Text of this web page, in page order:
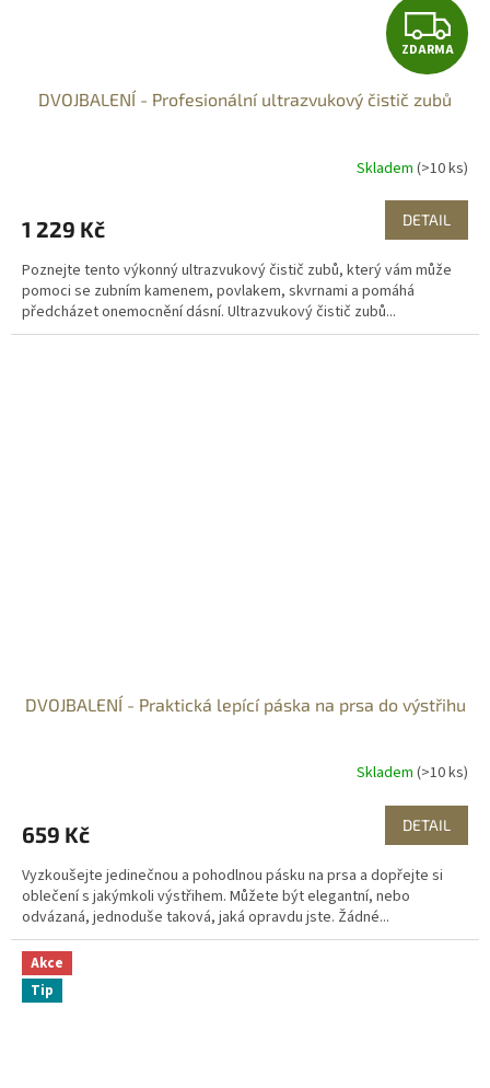
Z
D
A
R
M
A
ZDARMA
DVOJBALENÍ - Profesionální ultrazvukový čistič zubů
Skladem (>10 ks)
1 229 Kč DETAIL
Poznejte tento výkonný ultrazvukový čistič zubů, který vám může
pomoci se zubním kamenem, povlakem, skvrnami a pomáhá
předcházet onemocnění dásní. Ultrazvukový čistič zubů...
DVOJBALENÍ - Praktická lepící páska na prsa do výstřihu
Skladem (>10 ks)
659 Kč DETAIL
Vyzkoušejte jedinečnou a pohodlnou pásku na prsa a dopřejte si
oblečení s jakýmkoli výstřihem. Můžete být elegantní, nebo
odvázaná, jednoduše taková, jaká opravdu jste. Žádné...
Akce
Tip